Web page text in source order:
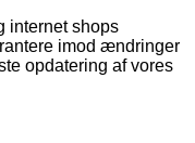
internet shops
imod ændringer
opdatering af vores